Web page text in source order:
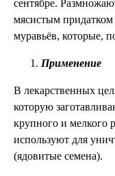
сентябре.
мясистым
муравьёв, которые,
Применение
В лекарственных
которую
крупного и мелкого
используют для
(ядовитые семена).